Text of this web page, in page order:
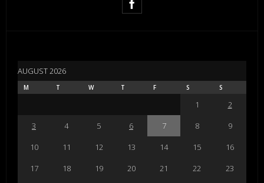
AUGUST 2026
M T W T F S S
1
2
3
4 5 6 7 8
9
10
11 12 13 14 15
16
17
18 19 20 21 22
23